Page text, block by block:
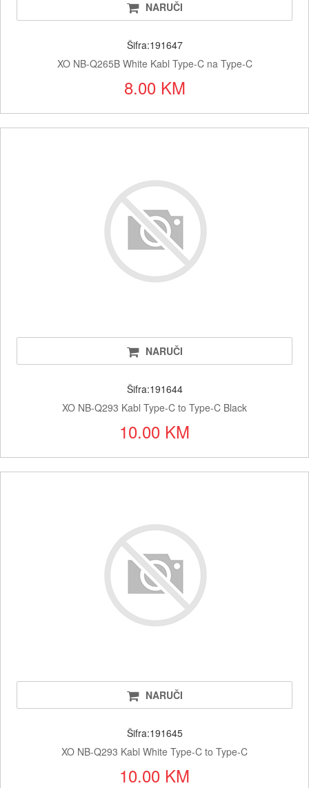
NARUČI
Šifra:191647
XO NB-Q265B White Kabl Type-C na Type-C
8.00 KM
NARUČI
Šifra:191644
XO NB-Q293 Kabl Type-C to Type-C Black
10.00 KM
NARUČI
Šifra:191645
XO NB-Q293 Kabl White Type-C to Type-C
10.00 KM